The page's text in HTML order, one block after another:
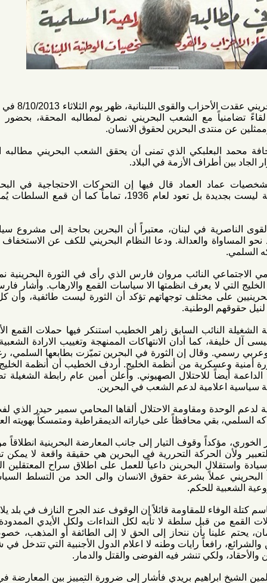
اللقاء التضامني مع الشعب البحريني عقدت الأحزاب والقوى اللبنانية، ظهر يوم الثلاثاء 8/10/2013 في مقر نقابة
مع الشعب البحريني نصرة لمطالبه المحقة، بحضور حشد من
البحرين لحقوق الانسان.
البعلبكي الذي تمنى أن يحقق الشعب البحريني مطالبه المرفوعة
الأزمة في البلاد.
العماد قال فيها إن التحركات الاحتجاجية في البحرين لنيل
الديمقراطية والعدالة الاجتماعية ليست بجديدة بل تعود لعام 1936، تماماً كما أن قمع السلطات يُمارس منذ
في لبنان، معتبراً أن البحرين بحاجة إلى مشروع سياسي يغير
والعدالة. ودعا النظام البحريني للكف عن الاستخفاف بالشعب
النائب مروان فارس الذي رأى في الثورة البحرينية نموذجاً عن
لا يعرف انظمتها الا سياسات القمع والارهاب. وأشار فارس إلى أن
مختلف توجهاتهم تؤكد أن الثورة ليست طائفية، وأن كل من في
الوطنية.
السابق زاهر الخطيب استنكر فيها حملات القمع الأمني التي
كما أدان الانتهاكات الممنهجة وتغييب الارادة الشعبية واعتقال
إن الثورة في البحرين تميّزت بطابعها السلمي، رغم العنف
من أنظمة الخليج. أردف الخطيب أن أنظمة الخليج مدعومة
للاحتلال الصهيوني. وأعلن أمين عام رابطة الشغيلة تضامنه مه
لدعم الشعب في البحرين.
ومقاومة الاحتلال ألقاها المحامي سمير حيدر الذي لفت إلى أن
محافظاً على خياراته الديمقراطية ومتمسكاً بهويته العربية.
وقوف التيار إلى جانب المعارضة البحرينية انطلاقاً من الالتزام
التحررية في البحرين هي حقيقة واقعة لا يمكن تجاوزها او
البحرينن داعياً للعمل على اطلاق سراح المعتقلين السياسيين
عملاً بشرعة حقوق الانسان والى الحد من التسلط السياسي الذي
للحكم.
للمقاومة قائلاً إن الوقوف عند الجرح النازف في بلد يلاقي شعبه
قبل سلطة لا تأبه لكل النداءات ولكل الأيدي الممدودة للوصول
بأن ننحاز إلى الحق لا إلى الطائفة أو المذهب، خصوصاً عندما
رايات وطنه لا اعلام الدول الأجنبية التي تتدخل في شؤون كل
ولكي تنشر فيه الفوضى والقتل والدمار.
بريدي فأشار إلى ضرورة التمييز بين المعارضة في البحرين